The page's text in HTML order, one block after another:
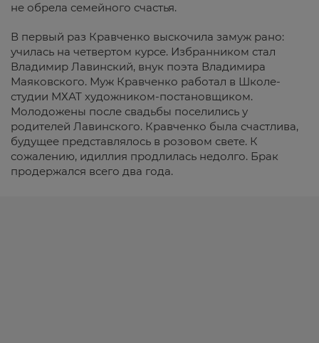
не обрела семейного счастья.
В первый раз Кравченко выскочила замуж рано:
училась на четвертом курсе. Избранником стал
Владимир Лавинский, внук поэта Владимира
Маяковского. Муж Кравченко работал в Школе-
студии МХАТ художником-постановщиком.
Молодожены после свадьбы поселились у
родителей Лавинского. Кравченко была счастлива,
будущее представлялось в розовом свете. К
сожалению, идиллия продлилась недолго. Брак
продержался всего два года.